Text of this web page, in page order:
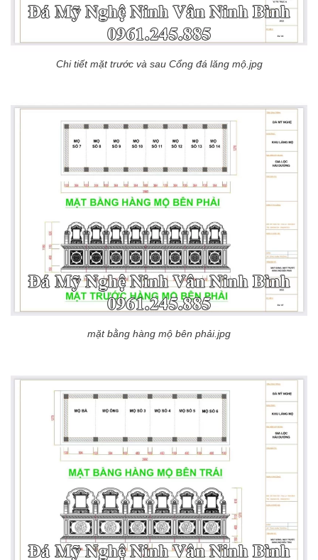
Chi tiết mặt trước và sau Cổng đá lăng mộ.jpg
mặt bằng hàng mộ bên phải.jpg